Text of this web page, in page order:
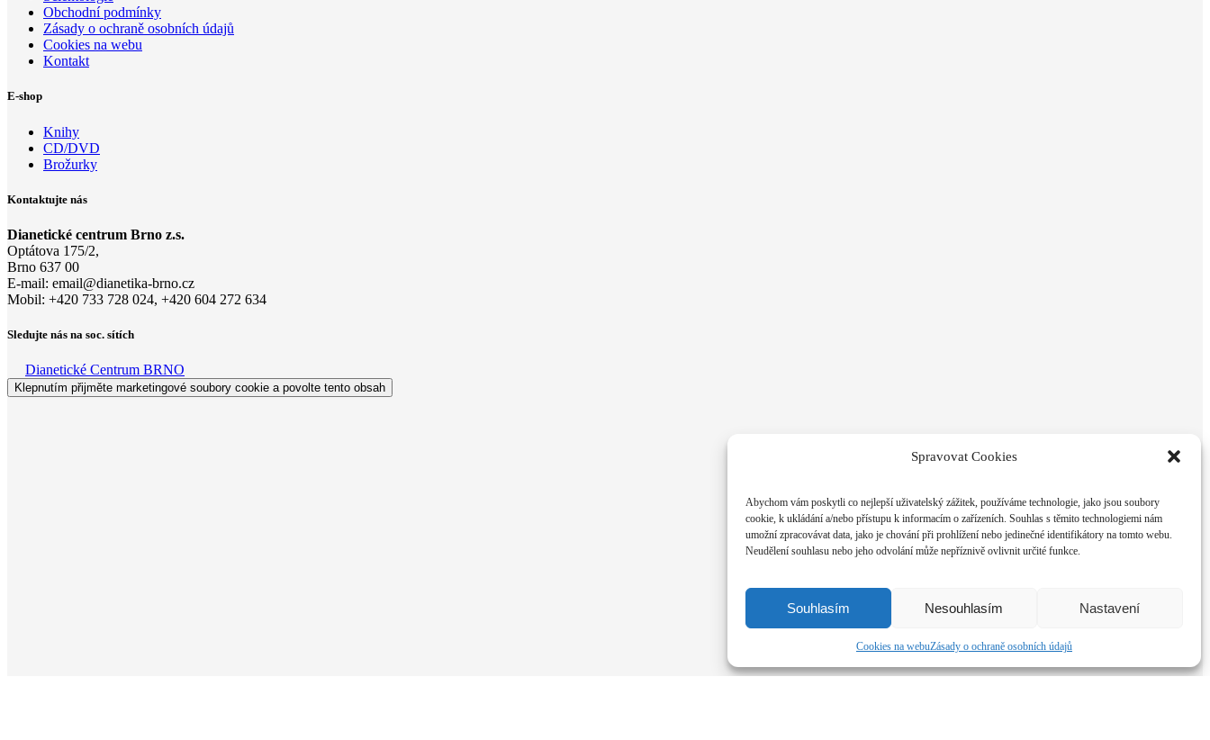
Spravovat Cookies
Abychom vám poskytli co nejlepší uživatelský zážitek, používáme technologie, jako jsou soubory
cookie, k ukládání a/nebo přístupu k informacím o zařízeních. Souhlas s těmito technologiemi nám
umožní zpracovávat data, jako je chování při prohlížení nebo jedinečné identifikátory na tomto webu.
Neudělení souhlasu nebo jeho odvolání může nepříznivě ovlivnit určité funkce.
Souhlasím Nesouhlasím Nastavení
Cookies na webuZásady o ochraně osobních údajů
Obchodní podmínky
Zásady o ochraně osobních údajů
Cookies na webu
Kontakt
E-shop
Knihy
CD/DVD
Brožurky
Kontaktujte nás
Dianetické centrum Brno z.s.
Optátova 175/2,
Brno 637 00
E-mail: email@dianetika-brno.cz
Mobil: +420 733 728 024, +420 604 272 634
Sledujte nás na soc. sítích
Dianetické Centrum BRNO
Klepnutím přijměte marketingové soubory cookie a povolte tento obsah